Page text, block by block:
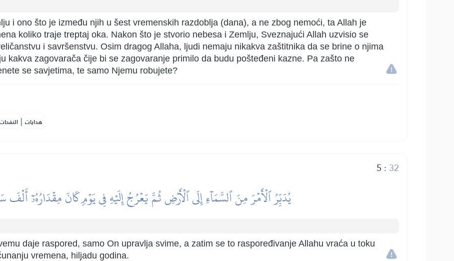
i ono što je između njih u šest vremenskih razdoblja (dana), a ne zbog nemoći, ta Allah je
koliko traje treptaj oka. Nakon što je stvorio nebesa i Zemlju, Sveznajući Allah uzvisio se
i savršenstvu. Osim dragog Allaha, ljudi nemaju nikakva zaštitnika da se brine o njima
kakva zagovarača čije bi se zagovaranje primilo da budu pošteđeni kazne. Pa zašto ne
se savjetima, te samo Njemu robujete?
| هدايات
5 : 32
يُدَبِّرُ ٱلۡأَمۡرَ مِنَ ٱلسَّمَآءِ إِلَى ٱلۡأَرۡضِ ثُمَّ يَعۡرُجُ إِلَيۡهِ فِي يَوۡمٖ كَانَ مِقۡدَارُهُۥٓ
daje raspored, samo On upravlja svime, a zatim se to raspoređivanje Allahu vraća u toku
vremena, hiljadu godina.